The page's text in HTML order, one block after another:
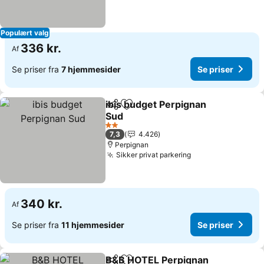
Populært valg
Af 336 kr.
Se priser fra 7 hjemmesider Se priser
Del Føj til favoritter
ibis budget Perpignan
Sud
Se priser
2 Stjerner
7,3
4.426
Perpignan
Sikker privat parkeringSe priser
Af 340 kr.
Se priser fra 11 hjemmesider Se priser
B&B HOTEL Perpignan